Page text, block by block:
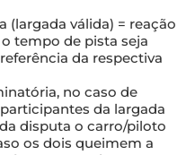
(largada válida) = reação
tempo de pista seja
da respectiva
no caso de
da largada
disputa o carro/piloto
os dois queimem a